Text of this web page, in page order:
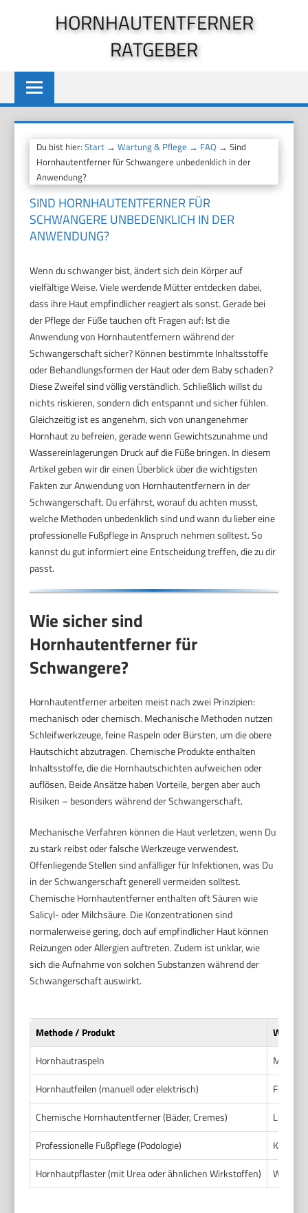
HORNHAUTENTFERNER
RATGEBER
Du bist hier:Start →Wartung & Pflege → FAQ → Sind
Hornhautentferner für Schwangere unbedenklich in der
Anwendung?
SIND HORNHAUTENTFERNER FÜR
SCHWANGERE UNBEDENKLICH IN DER
ANWENDUNG?
Wenn du schwanger bist, ändert sich dein Körper auf
vielfältige Weise. Viele werdende Mütter entdecken dabei,
dass ihre Haut empfindlicher reagiert als sonst. Gerade bei
der Pflege der Füße tauchen oft Fragen auf: Ist die
Anwendung von Hornhautentfernern während der
Schwangerschaft sicher? Können bestimmte Inhaltsstoffe
oder Behandlungsformen der Haut oder dem Baby schaden?
Diese Zweifel sind völlig verständlich. Schließlich willst du
nichts riskieren, sondern dich entspannt und sicher fühlen.
Gleichzeitig ist es angenehm, sich von unangenehmer
Hornhaut zu befreien, gerade wenn Gewichtszunahme und
Wassereinlagerungen Druck auf die Füße bringen. In diesem
Artikel geben wir dir einen Überblick über die wichtigsten
Fakten zur Anwendung von Hornhautentfernern in der
Schwangerschaft. Du erfährst, worauf du achten musst,
welche Methoden unbedenklich sind und wann du lieber eine
professionelle Fußpflege in Anspruch nehmen solltest. So
kannst du gut informiert eine Entscheidung treffen, die zu dir
passt.
Wie sicher sind
Hornhautentferner für
Schwangere?
Hornhautentferner arbeiten meist nach zwei Prinzipien:
mechanisch oder chemisch. Mechanische Methoden nutzen
Schleifwerkzeuge, feine Raspeln oder Bürsten, um die obere
Hautschicht abzutragen. Chemische Produkte enthalten
Inhaltsstoffe, die die Hornhautschichten aufweichen oder
auflösen. Beide Ansätze haben Vorteile, bergen aber auch
Risiken – besonders während der Schwangerschaft.
Mechanische Verfahren können die Haut verletzen, wenn Du
zu stark reibst oder falsche Werkzeuge verwendest.
Offenliegende Stellen sind anfälliger für Infektionen, was Du
in der Schwangerschaft generell vermeiden solltest.
Chemische Hornhautentferner enthalten oft Säuren wie
Salicyl- oder Milchsäure. Die Konzentrationen sind
normalerweise gering, doch auf empfindlicher Haut können
Reizungen oder Allergien auftreten. Zudem ist unklar, wie
sich die Aufnahme von solchen Substanzen während der
Schwangerschaft auswirkt.
Methode / Produkt
Hornhautraspeln
Hornhautfeilen (manuell oder elektrisch)
Feinere
Chemische Hornhautentferner (Bäder, Cremes)
Lösen
Professionelle Fußpflege (Podologie)
Hornhautpflaster (mit Urea oder ähnlichen Wirkstoffen)